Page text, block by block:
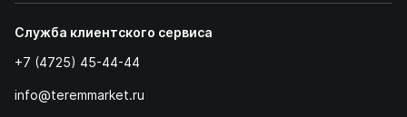
Служба клиентского сервиса
+7 (4725) 45-44-44
info@teremmarket.ru